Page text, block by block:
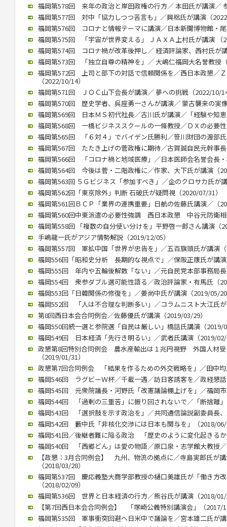
福岡第578回 来年の政治と岸田政権の行方／ 本田氏が講演／
福岡第577回 対中「協力しつつ苦言も」／興梠氏が講演（
福岡第576回 コロナと情報テーマに講演／日本新聞博物館・
福岡第575回 「宇宙が世界変える」 ＪＡＸＡ上村氏が講演 （
福岡第574回 コロナ禍が改革後押し／ 経済評論家、西村氏が
福岡第573回 「独立自尊の精神を」／ 大嶋仁福岡大名誉教授
福岡第572回 上司と部下の対話で信頼関係を／西日本政懇／
（2022/10/14）
福岡第571回 ＪＯＣ山下会長が講演／ 夢への挑戦（2022/10/
福岡第570回 歴史学者、呉座勇一さんが講演／ 蒙古襲来の実
福岡第569回 日本ＭＳ初代社長／古川氏が講演／「経験や知
福岡第568回 一橋ビジネススクールの一條教授／ＤＸの必要
福岡第565回 「６対４」でバイデン氏勝利／笹川財団の渡部
福岡第567回 たたき上げの菅政権に期待／古賀誠自民元幹事
福岡第566回 「コロナ禍と地域医療」／日本医師会名誉会長
福岡第564回 今後は菅・二階政権に／作家、大下氏が講演（
福岡第563回 ５Ｇビジネス「参加すべき」／企のクロサカ氏が
福岡第562回「東京除外」判断 石破氏が疑問視（2020/07/31）
福岡第561回ＢＣＰ「業界の連携重要」日航の佐藤氏講演／（
福岡第560回中東派遣の必要性強調 西日本政懇 中谷元防衛
福岡第558回 「複数の自分使い分けを」平野啓一郎さん講演（
手嶋龍一氏がアジア情勢解説（2019/12/05）
福岡第557回 軍拡中国「世界が忠告を」／五百旗頭氏が講演
福岡556回「昭和史分析 長期的な視点で」／保阪正康氏が講
福岡555回 年内や五輪後解散「ない」／元自民党本部事務局
福岡554回 衆参ダブル選可能性語る／政治評論家・有馬氏（
福岡553回「日韓関係の修復を」／姜尚中氏が講演（2019/05/
福岡552回 「人は不合理な判断多い」／コラムニスト大江氏
第8回西日本会合同例会／佐藤優氏が講演（2019/03/29）
福岡550回統一選と参院選「自民は厳しい」橋詰氏講演（2019/
福岡549回 日本経済「先行き明るい」／武者氏講演（2019/
政懇第8回特別合同例会 農水産輸出は１兆円視野 外国人材受
（2019/01/31）
政懇第7回合同例会 「結果を作るための外交戦略を」／田中
福岡546回 ラグビーＷ杯／千載一遇／訪日客誘客を／政経懇
福岡545回 元衆院議長・河野氏「改憲議論棚上げを」／福岡
福岡544回 「過剰の三重苦」に振り回されないで／「断捨離
福岡543回 「選択肢を示す政治を」／共同通信論説副委員長
福岡542回 藪中氏「非核化交渉には日本も関与を」（2018/
福岡541回／後継者難に陥る政治 「歴史のように変化起きる
福岡540回 「西郷どん」は愛の物語／原口泉・志学館大教授
【政懇：3月合同例会】 九州、物流の拠点に／寺島実郎氏が
（2018/03/28）
福岡第537回 慶応義塾大商学部教授の樋口美雄氏が「働き方
（2018/02/09）
福岡第536回 世界と日本経済の行方／熊谷氏が講演（2018/
【第7回西日本会合同例会】 「塚崎公義特別講演会」（2017/
福岡第535回 軍事衝突回避へ日米中で議論を／宮本雄二氏が